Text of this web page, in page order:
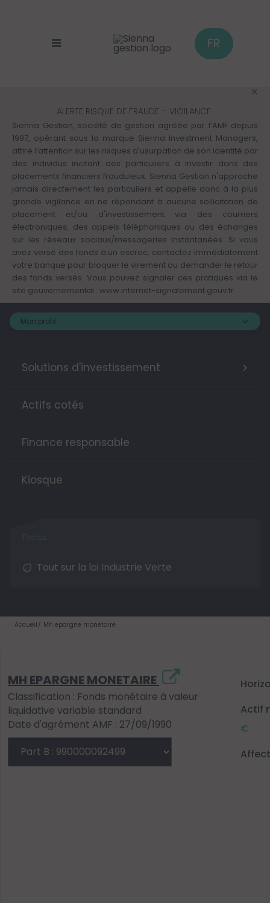
FR
ALERTE RISQUE DE FRAUDE – VIGILANCE
Sienna Gestion, société de gestion agréée par l’AMF depuis
1997, opérant sous la marque Sienna Investment Managers,
attire l’attention sur les risques d'usurpation de son identité par
des individus incitant des particuliers à investir dans des
placements financiers frauduleux. Sienna Gestion n'approche
jamais directement les particuliers et appelle donc à la plus
grande vigilance en ne répondant à aucune sollicitation de
placement et/ou d'investissement via des courriers
électroniques, des appels téléphoniques ou des échanges
sur les réseaux sociaux/messageries instantanées. Si vous
avez versé des fonds à un escroc, contactez immédiatement
votre banque pour bloquer le virement ou demander le retour
des fonds versés. Vous pouvez signaler ces pratiques via le
site gouvernemental : www.internet-signalement.gouv.fr
Mon profil :
Solutions d'investissement >
Actifs cotés
Finance responsable
Kiosque
Tout sur la loi Industrie Verte
Accueil Mh epargne monetaire
MH EPARGNE MONETAIRE
Classification : Fonds monétaire à valeur
liquidative variable standard
Date d'agrément AMF : 27/09/1990
Actif
€